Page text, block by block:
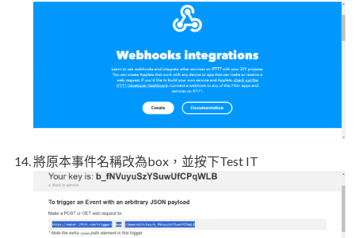
將原本事件名稱改為box，並按下Test IT